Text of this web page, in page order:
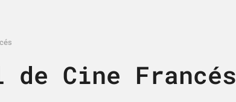
Cine Francés